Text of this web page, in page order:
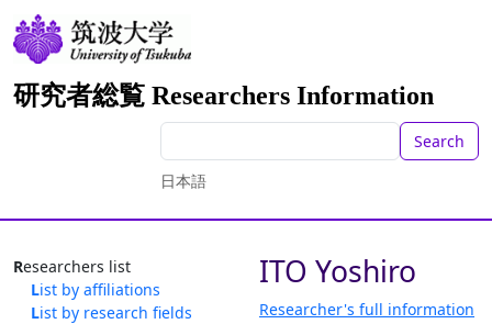
研究者総覧 Researchers Information
Search
日本語
Researchers list
List by affiliations
List by research fields
ITO Yoshiro
Researcher's full information